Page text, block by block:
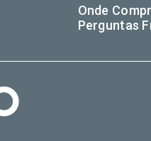
Onde
Perguntas